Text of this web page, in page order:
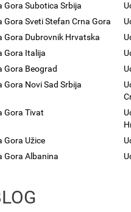
Gora Subotica Srbija
Gora Sveti Stefan Crna Gora
Gora Dubrovnik Hrvatska
Gora Italija
Gora Beograd
Gora Novi Sad Srbija
Gora Tivat
Gora Užice
Gora Albanina